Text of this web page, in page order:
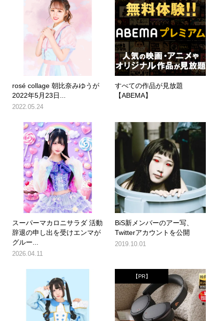
rosé collage 朝比奈みゆうが
2022年5月23日...
2022.05.24
すべての作品が見放題
【ABEMA】
スーパーマカロニサラダ 活動
辞退の申し出を受けエンマが
グルー...
2026.04.11
BiS新メンバーのアー写、
Twitterアカウントを公開
2019.10.01
【PR】